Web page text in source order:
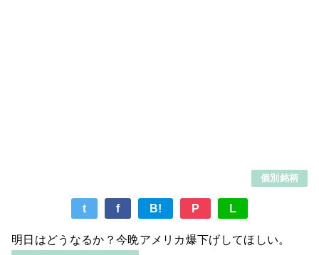
個別銘柄
t f B! P L
明日はどうなるか？今晩アメリカ爆下げしてほしい。